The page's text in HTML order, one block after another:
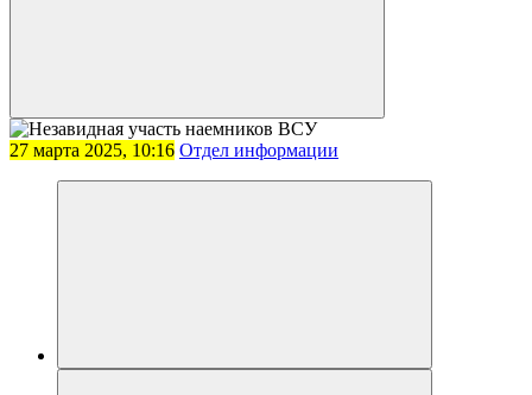
27 марта 2025, 10:16 Отдел информации